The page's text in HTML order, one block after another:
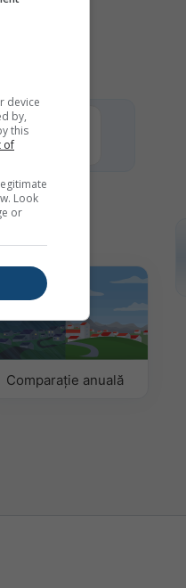
it for
Comparație anuală
device
by,
this
of
Look
or